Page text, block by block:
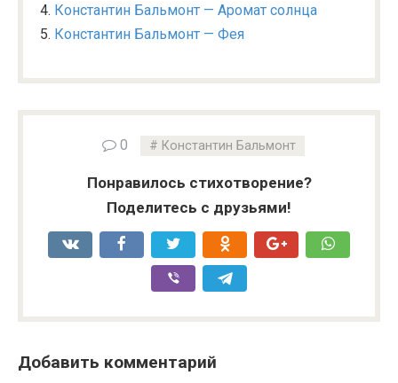
Константин Бальмонт — Аромат солнца
Константин Бальмонт — Фея
0 Константин Бальмонт
Понравилось стихотворение?
Поделитесь с друзьями!
Добавить комментарий